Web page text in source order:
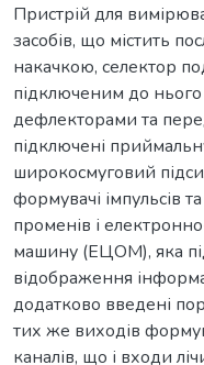
Пристрій для
засобів, що містить
накачкою, селектор
підключеним до
дефлекторами та
підключені
широкосмуговий
формувачі імпульсів
променів і
машину (ЕЦОМ), яка
відображення
додатково введені
тих же виходів
каналів, що і входи